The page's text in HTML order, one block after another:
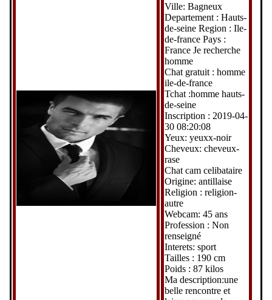
Ville: Bagneux
Departement : Hauts-
de-seine Region : Ile-
de-france Pays :
France Je recherche
homme
Chat gratuit : homme
ile-de-france
Tchat :homme hauts-
de-seine
Inscription : 2019-04-
30 08:20:08
Yeux: yeuxx-noir
Cheveux: cheveux-
rase
Chat cam celibataire
Origine: antillaise
Religion : religion-
autre
Webcam: 45 ans
Profession : Non
renseigné
Interets: sport
Tailles : 190 cm
Poids : 87 kilos
Ma description:une
belle rencontre et